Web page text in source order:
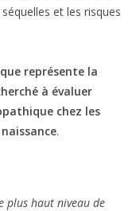
et les risques
représente la
à évaluer
chez les
.
plus haut niveau de